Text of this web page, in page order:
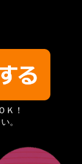
Ｋ！
。